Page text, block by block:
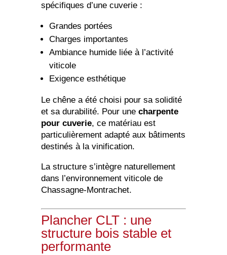
spécifiques d’une cuverie :
Grandes portées
Charges importantes
Ambiance humide liée à l’activité
viticole
Exigence esthétique
Le chêne a été choisi pour sa solidité
et sa durabilité. Pour une charpente
pour cuverie, ce matériau est
particulièrement adapté aux bâtiments
destinés à la vinification.
La structure s’intègre naturellement
dans l’environnement viticole de
Chassagne-Montrachet.
Plancher CLT : une
structure bois stable et
performante